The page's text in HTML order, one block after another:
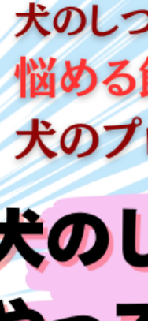
せてもらえない、とのこ
く、歯茎に赤みや腫れもな
きてなくてこの状態なら
～」なんて、 楽観的に考
それが、今年の3月に来店
きなカサブタのようなもの
😱😱 これは、 奥歯の歯周
膿が溜まって穴があく症
」 ではないかと伝えて、
てもらったところ、 やは
ぐに処置が行われました。
たにも関わらず、 歯石が